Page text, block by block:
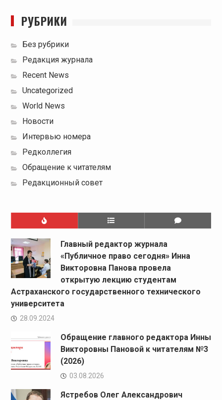
РУБРИКИ
Без рубрики
Редакция журнала
Recent News
Uncategorized
World News
Новости
Интервью номера
Редколлегия
Обращение к читателям
Редакционный совет
Главный редактор журнала
«Публичное право сегодня» Инна
Викторовна Панова провела
открытую лекцию студентам
Астраханского государственного технического
университета
28.09.2024
Обращение главного редактора Инны
Викторовны Пановой к читателям №3
(2026)
03.08.2026
Ястребов Олег Александрович